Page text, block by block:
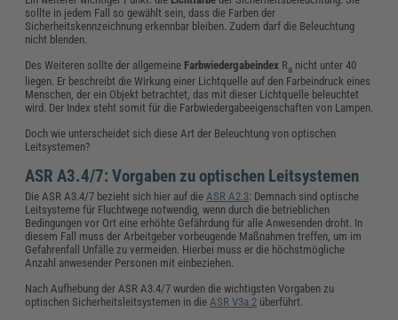
sollte in jedem Fall so gewählt sein, dass die Farben der
Sicherheitskennzeichnung erkennbar bleiben. Zudem darf die Beleuchtung
nicht blenden.
Des Weiteren sollte der allgemeine Farbwiedergabeindex Ra nicht unter 40
liegen. Er beschreibt die Wirkung einer Lichtquelle auf den Farbeindruck eines
Menschen, der ein Objekt betrachtet, das mit dieser Lichtquelle beleuchtet
wird. Der Index steht somit für die Farbwiedergabeeigenschaften von Lampen.
Doch wie unterscheidet sich diese Art der Beleuchtung von optischen
Leitsystemen?
ASR A3.4/7: Vorgaben zu optischen Leitsystemen
Die ASR A3.4/7 bezieht sich hier auf dieASR A2.3: Demnach sind optische
Leitsysteme für Fluchtwege notwendig, wenn durch die betrieblichen
Bedingungen vor Ort eine erhöhte Gefährdung für alle Anwesenden droht. In
diesem Fall muss der Arbeitgeber vorbeugende Maßnahmen treffen, um im
Gefahrenfall Unfälle zu vermeiden. Hierbei muss er die höchstmögliche
Anzahl anwesender Personen mit einbeziehen.
Nach Aufhebung der ASR A3.4/7 wurden die wichtigsten Vorgaben zu
optischen Sicherheitsleitsystemen in dieASR V3a.2 überführt.